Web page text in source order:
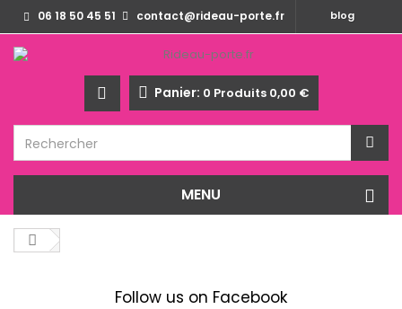
06 18 50 45 51 contact@rideau-porte.fr blog
Panier: 0 Produits 0,00 €
MENU
Follow us on Facebook